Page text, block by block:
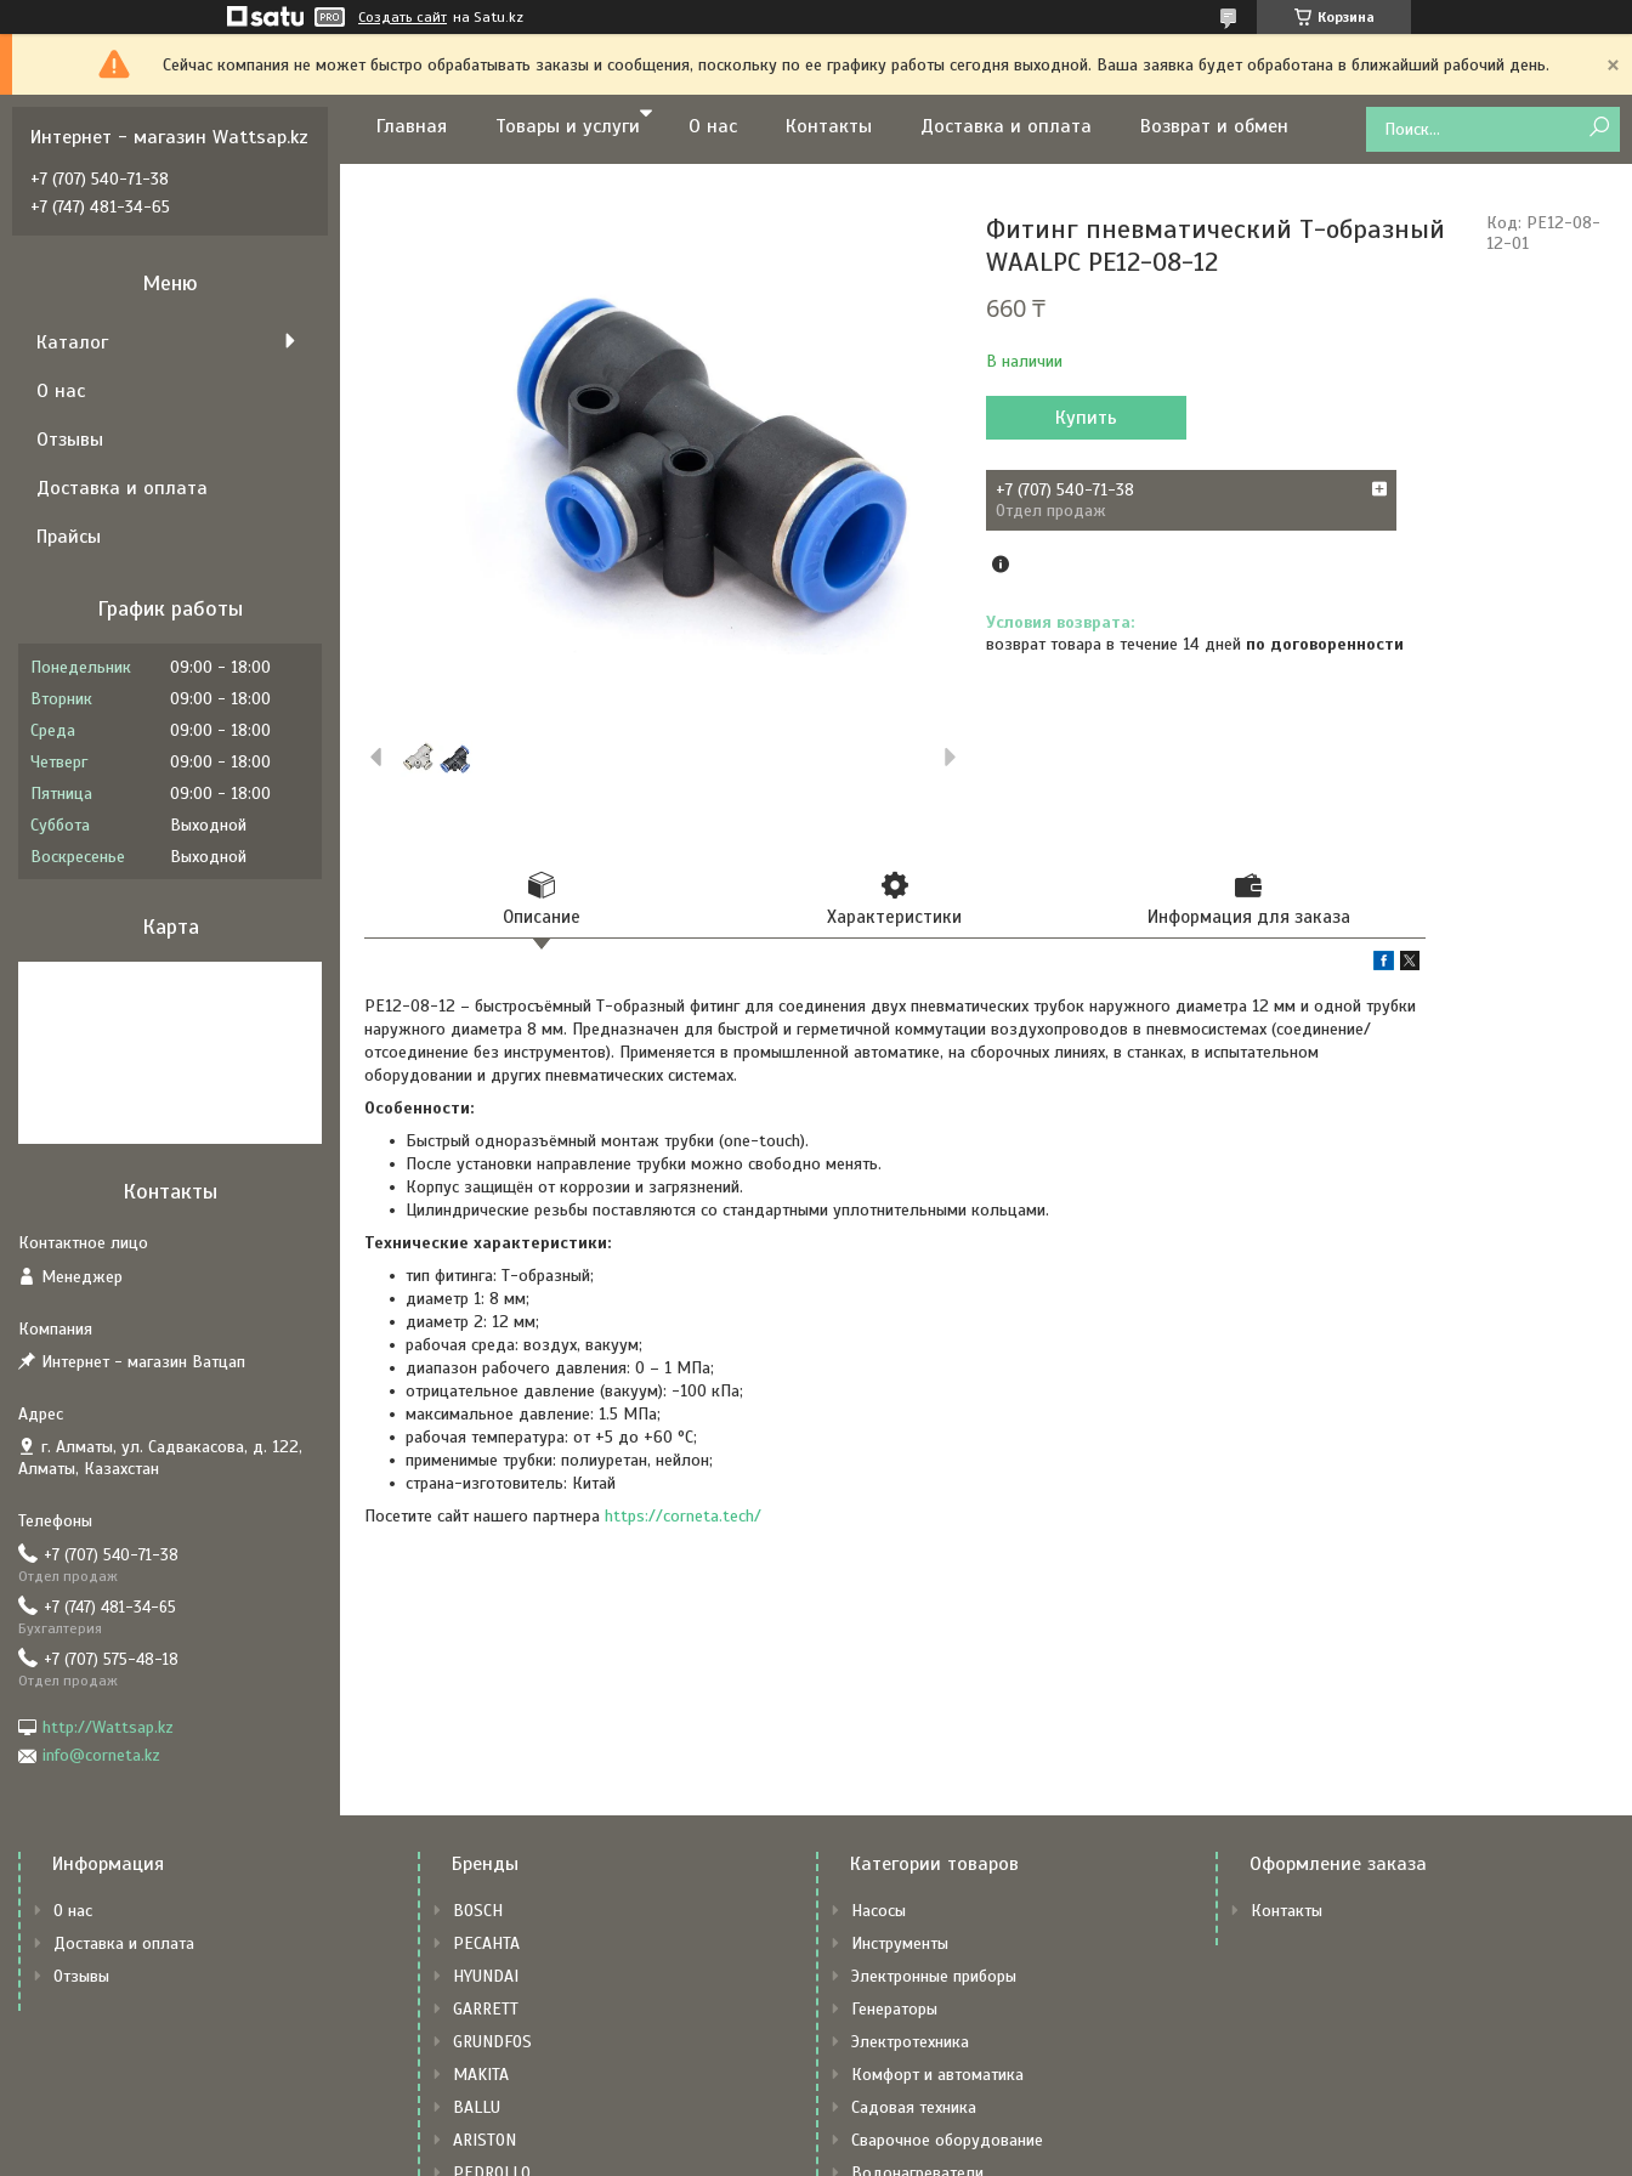
Создать сайт на Satu.kz Корзина
Сейчас компания не может быстро обрабатывать заказы и сообщения, поскольку по ее графику работы сегодня выходной. Ваша заявка будет обработана в ближайший рабочий день.
Главная Товары и услуги О нас Контакты Доставка и оплата Возврат и обмен
Фитинг пневматический Т-образный
WAALPC PE12-08-12
660 ₸
В наличии
Код: PE12-08-
12-01
Купить
+7 (707) 540-71-38
Отдел продаж
возврат товара в течение 14 дней по договоренности
Описание Характеристики Информация для заказа
PE12-08-12 – быстросъёмный Т-образный фитинг для соединения двух пневматических трубок наружного диаметра 12 мм и одной трубки
наружного диаметра 8 мм. Предназначен для быстрой и герметичной коммутации воздухопроводов в пневмосистемах (соединение/
отсоединение без инструментов). Применяется в промышленной автоматике, на сборочных линиях, в станках, в испытательном
оборудовании и других пневматических системах.
Особенности:
Быстрый одноразъёмный монтаж трубки (one-touch).
После установки направление трубки можно свободно менять.
Корпус защищён от коррозии и загрязнений.
Цилиндрические резьбы поставляются со стандартными уплотнительными кольцами.
Технические характеристики:
тип фитинга: Т-образный;
диаметр 1: 8 мм;
диаметр 2: 12 мм;
рабочая среда: воздух, вакуум;
диапазон рабочего давления: 0 – 1 МПа;
отрицательное давление (вакуум): -100 кПа;
максимальное давление: 1.5 МПа;
рабочая температура: от +5 до +60 °C;
применимые трубки: полиуретан, нейлон;
страна-изготовитель: Китай
Посетите сайт нашего партнера https://corneta.tech/
Интернет - магазин Wattsap.kz
+7 (707) 540-71-38
+7 (747) 481-34-65
Каталог
О нас
Отзывы
Доставка и оплата
Прайсы
График работы
Понедельник 09:00
18:00
Вторник
09:00
18:00
Среда
09:00
18:00
Четверг
09:00
18:00
Пятница
09:00
18:00
Суббота
Выходной
Воскресенье
Выходной
Карта
Контакты
Менеджер
Интернет - магазин Ватцап
г. Алматы, ул. Садвакасова, д. 122,
Алматы, Казахстан
+7 (707) 540-71-38
Отдел продаж
+7 (747) 481-34-65
Бухгалтерия
+7 (707) 575-48-18
Отдел продаж
http://Wattsap.kz
info@corneta.kz
Информация
О нас
Доставка и оплата
Отзывы
Бренды
BOSCH
РЕСАНТА
HYUNDAI
GARRETT
GRUNDFOS
MAKITA
BALLU
ARISTON
Категории товаров
Насосы
Инструменты
Электронные приборы
Генераторы
Электротехника
Комфорт и автоматика
Садовая техника
Сварочное оборудование
Оформление заказа
Контакты